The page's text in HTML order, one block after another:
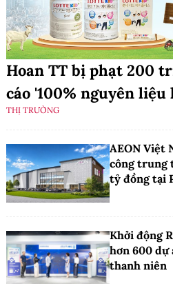
Hoan TT bị phạt 200
cáo '100% nguyên liệu
THỊ TRƯỜNG
AEON Việt
công trung
tỷ đồng tại
Khởi động
hơn 600 dự
thanh niên